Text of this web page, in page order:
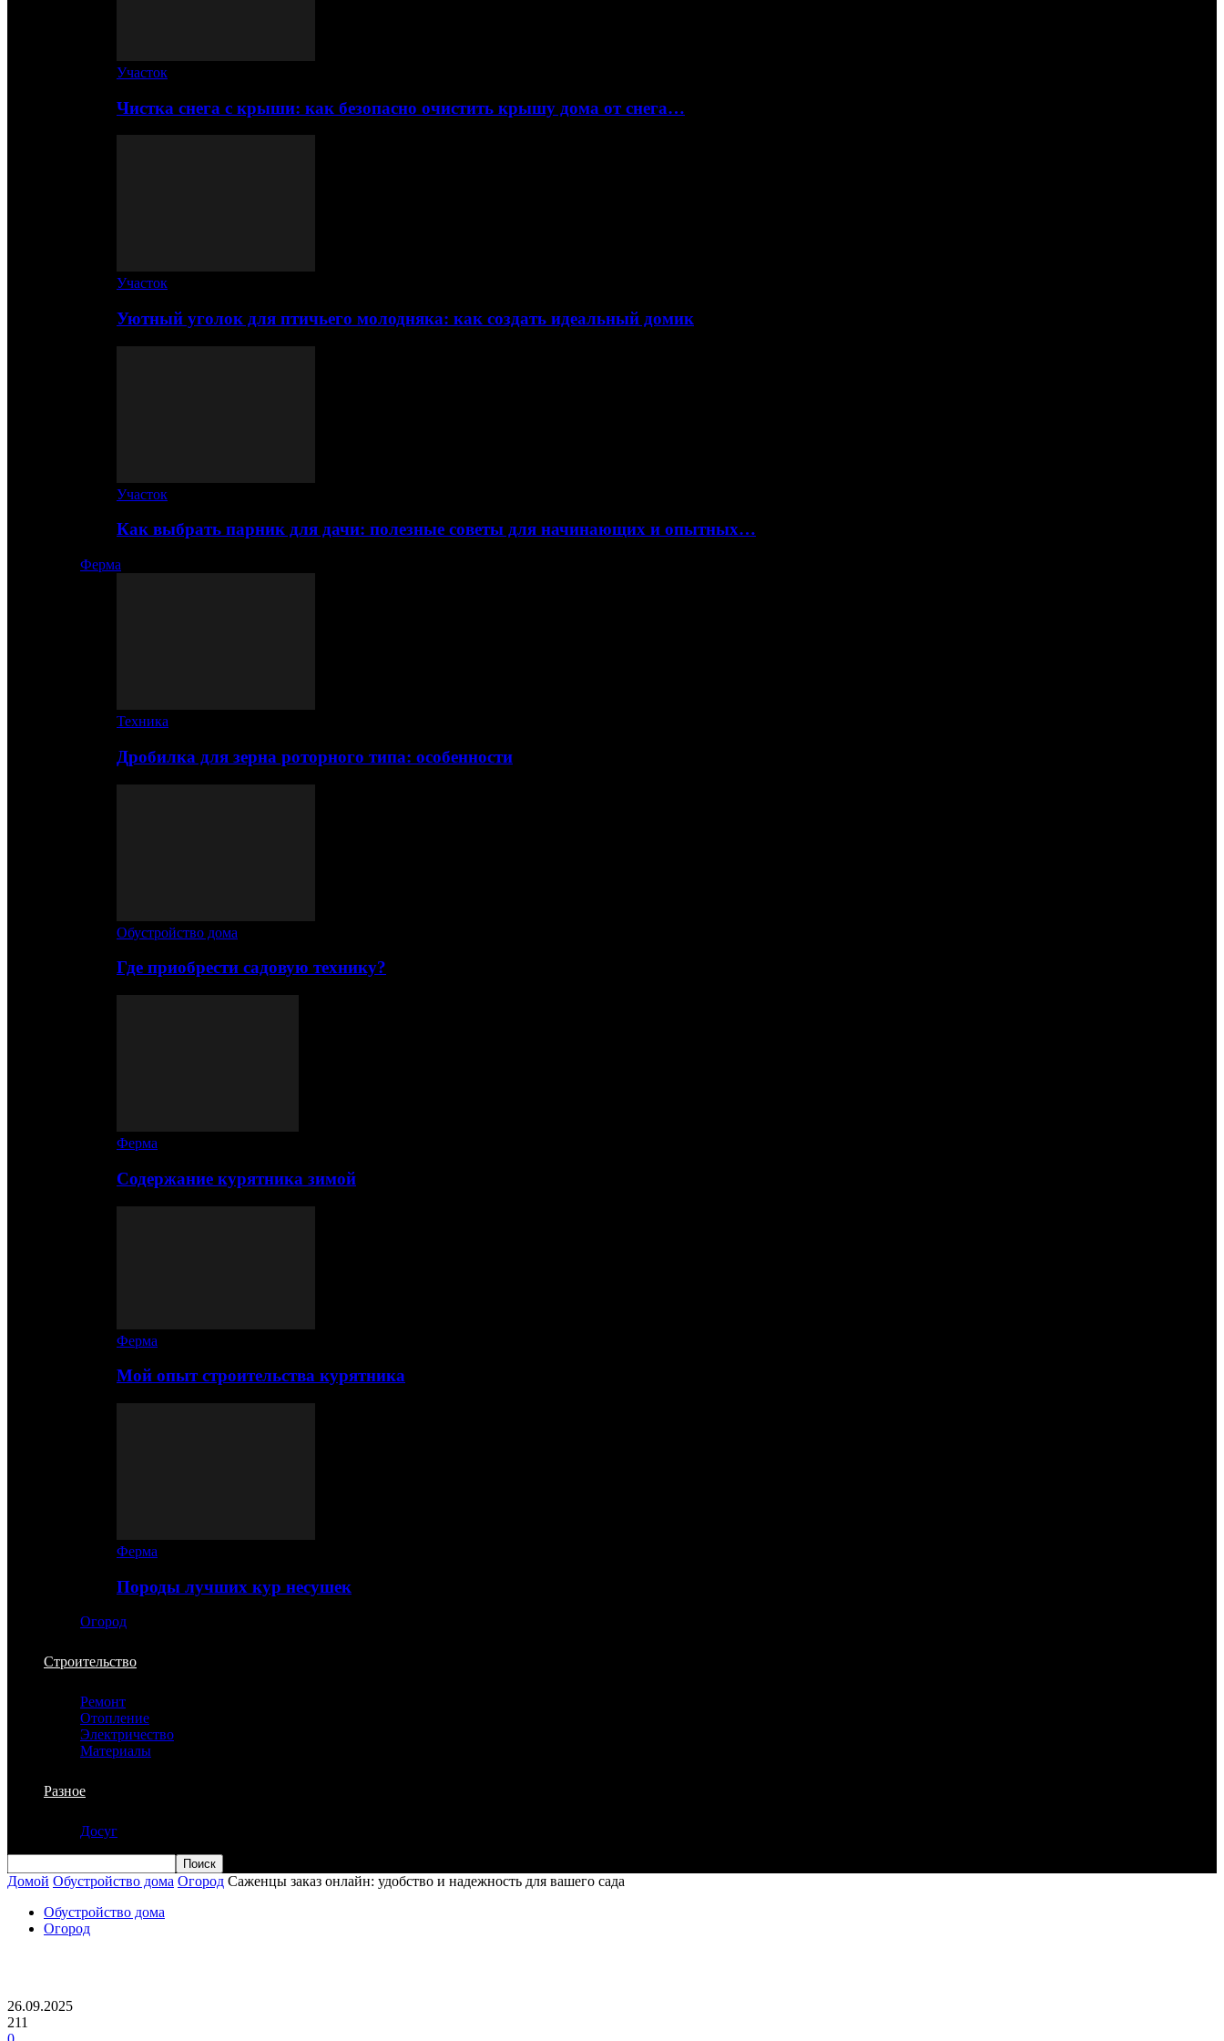
Участок
Чистка снега с крыши: как безопасно очистить крышу дома от снега…
Участок
Уютный уголок для птичьего молодняка: как создать идеальный домик
Участок
Как выбрать парник для дачи: полезные советы для начинающих и опытных…
Ферма
Техника
Дробилка для зерна роторного типа: особенности
Обустройство дома
Где приобрести садовую технику?
Ферма
Содержание курятника зимой
Ферма
Мой опыт строительства курятника
Ферма
Породы лучших кур несушек
Огород
Строительство
Ремонт
Отопление
Электричество
Материалы
Разное
Досуг
Домой Обустройство дома Огород Саженцы заказ онлайн: удобство и надежность для вашего сада
Обустройство дома
Огород
26.09.2025
211